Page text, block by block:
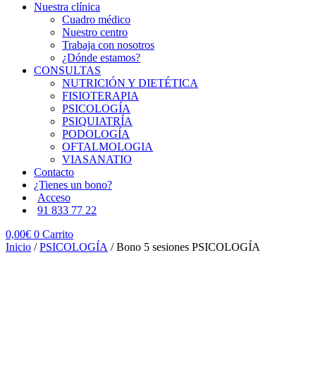
Nuestra clínica
Cuadro médico
Nuestro centro
Trabaja con nosotros
¿Dónde estamos?
CONSULTAS
NUTRICIÓN Y DIETÉTICA
FISIOTERAPIA
PSICOLOGÍA
PSIQUIATRÍA
PODOLOGÍA
OFTALMOLOGIA
VIASANATIO
Contacto
¿Tienes un bono?
Acceso
91 833 77 22
0,00€ 0 Carrito
Inicio /PSICOLOGÍA / Bono 5 sesiones PSICOLOGÍA